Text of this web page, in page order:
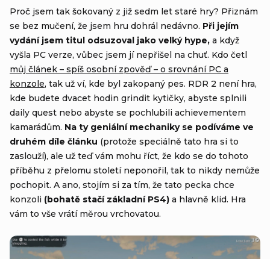
Proč jsem tak šokovaný z již sedm let staré hry? Přiznám
se bez mučení, že jsem hru dohrál nedávno. Při jejím
vydání jsem titul odsuzoval jako velký hype, a když
vyšla PC verze, vůbec jsem jí nepřišel na chuť. Kdo četl
můj článek – spíš osobní zpověď – o srovnání PC a
konzole, tak už ví, kde byl zakopaný pes. RDR 2 není hra,
kde budete dvacet hodin grindit kytičky, abyste splnili
daily quest nebo abyste se pochlubili achievementem
kamarádům. Na ty geniální mechaniky se podíváme ve
druhém díle článku (protože speciálně tato hra si to
zaslouží), ale už teď vám mohu říct, že kdo se do tohoto
příběhu z přelomu století neponořil, tak to nikdy nemůže
pochopit. A ano, stojím si za tím, že tato pecka chce
konzoli (bohatě stačí základní PS4) a hlavně klid. Hra
vám to vše vrátí měrou vrchovatou.